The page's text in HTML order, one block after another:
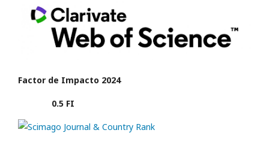
Factor de Impacto 2024
0.5 FI